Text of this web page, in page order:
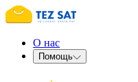
О нас
Помощь